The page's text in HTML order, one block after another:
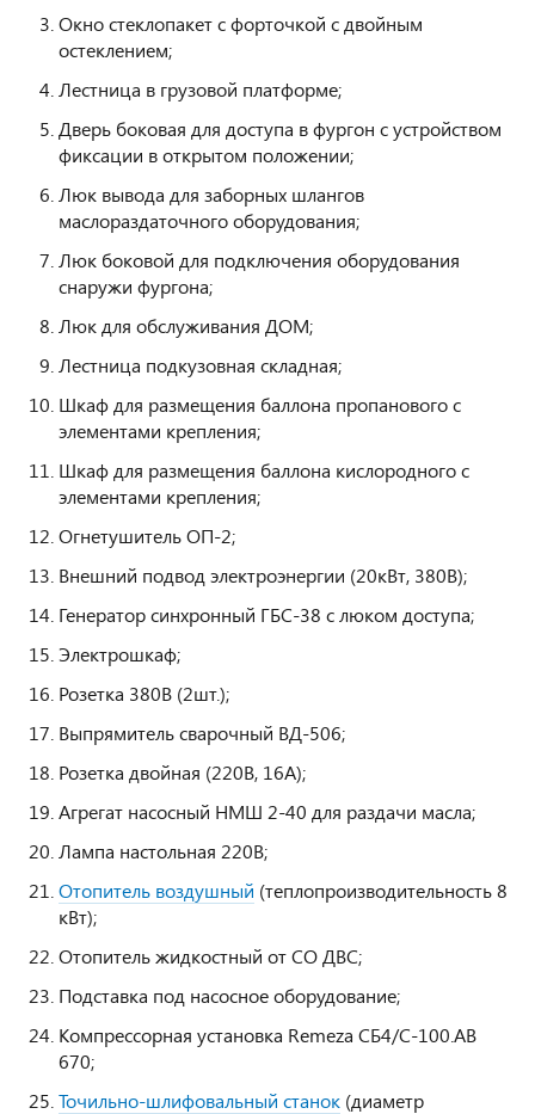
Окно стеклопакет с форточкой с двойным
остеклением;
Лестница в грузовой платформе;
Дверь боковая для доступа в фургон с устройством
фиксации в открытом положении;
Люк вывода для заборных шлангов
маслораздаточного оборудования;
Люк боковой для подключения оборудования
снаружи фургона;
Люк для обслуживания ДОМ;
Лестница подкузовная складная;
Шкаф для размещения баллона пропанового с
элементами крепления;
Шкаф для размещения баллона кислородного с
элементами крепления;
Огнетушитель ОП-2;
Внешний подвод электроэнергии (20кВт, 380В);
Генератор синхронный ГБС-38 с люком доступа;
Электрошкаф;
Розетка 380В (2шт.);
Выпрямитель сварочный ВД-506;
Розетка двойная (220В, 16А);
Агрегат насосный НМШ 2-40 для раздачи масла;
Лампа настольная 220В;
Отопитель воздушный (теплопроизводительность 8
кВт);
Отопитель жидкостный от СО ДВС;
Подставка под насосное оборудование;
Компрессорная установка Remeza СБ4/С-100.АВ
670;
Точильно-шлифовальный станок (диаметр